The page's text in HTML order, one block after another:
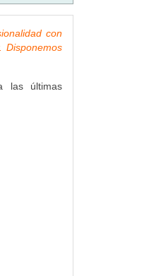
con
Disponemos
las últimas